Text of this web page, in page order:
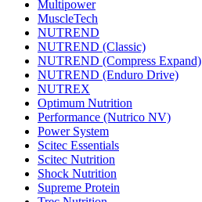
Multipower
MuscleTech
NUTREND
NUTREND (Classic)
NUTREND (Compress Expand)
NUTREND (Enduro Drive)
NUTREX
Optimum Nutrition
Performance (Nutrico NV)
Power System
Scitec Essentials
Scitec Nutrition
Shock Nutrition
Supreme Protein